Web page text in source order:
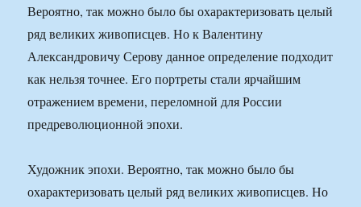
Вероятно, так можно было бы охарактеризовать целый
ряд великих живописцев. Но к Валентину
Александровичу Серову данное определение подходит
как нельзя точнее. Его портреты стали ярчайшим
отражением времени, переломной для России
предреволюционной эпохи.
Художник эпохи. Вероятно, так можно было бы
охарактеризовать целый ряд великих живописцев. Но